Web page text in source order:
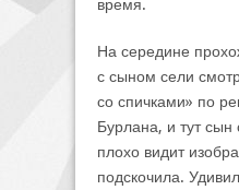
время.
На середине
с сыном сели
со спичками» по
Бурлана, и тут сын
плохо видит
подскочила.